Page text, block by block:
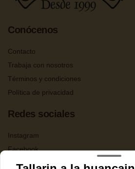
Conócenos
Contacto
Trabaja con nosotros
Términos y condiciones
Política de privacidad
Redes sociales
Instagram
Facebook